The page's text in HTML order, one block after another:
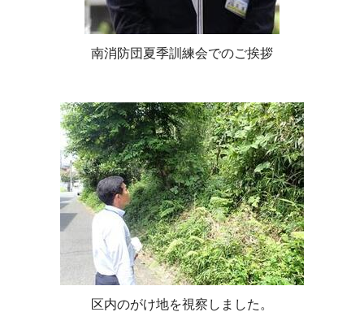
南消防団夏季訓練会でのご挨拶
区内のがけ地を視察しました。